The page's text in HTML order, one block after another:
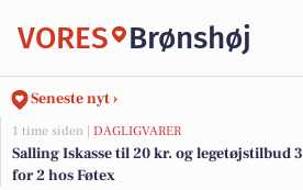
VORES Brønshøj
Seneste nyt ›
1 time siden | DAGLIGVARER
Salling Iskasse til 20 kr. og legetøjstilbud 3
for 2 hos Føtex